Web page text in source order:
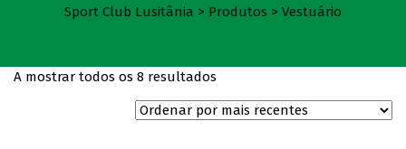
Sport Club Lusitânia > Produtos > Vestuário
A mostrar todos os 8 resultados